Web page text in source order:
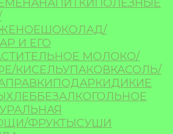
НАПИТКИПОЛЕЗНЫЕ
ШОКОЛАД/
И ЕГО
МОЛОКО/
КИСЕЛЬУПАКОВКАСОЛЬ/
ПОДАРКИДИКИЕ
ХЛЕББЕЗАЛКОГОЛЬНОЕ
ФРУКТЫСУШИ